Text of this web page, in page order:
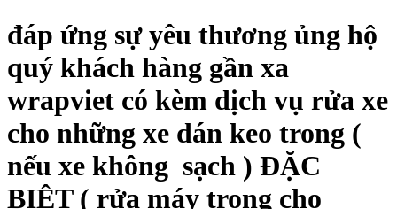
đáp ứng sự yêu thương ủng hộ
quý khách hàng gần xa
wrapviet có kèm dịch vụ rửa xe
cho những xe dán keo trong (
nếu xe không sạch ) ĐẶC
BIỆT ( rửa máy trong cho